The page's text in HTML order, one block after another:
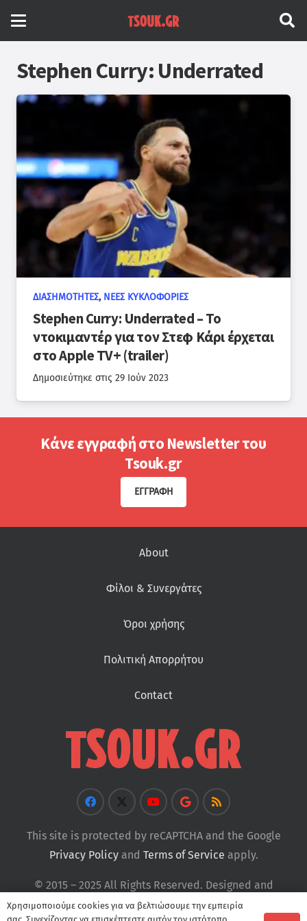
Stephen Curry: Underrated
ΔΙΑΣΗΜΌΤΗΤΕΣ, ΝΈΕΣ ΚΥΚΛΟΦΟΡΊΕΣ
Stephen Curry: Underrated – To
ντοκιμαντέρ για τον Στεφ Κάρι έρχεται
στο Apple TV+ (trailer)
Δημοσιεύτηκε στις 29 Ιούν 2023
Κάνε εγγραφή στο Newsletter του
Tsouk.gr
ΕΓΓΡΑΦΉ
About
Φίλοι & Συνεργάτες
Όροι χρήσης
Πολιτική Απορρήτου
Contact
This site is protected by reCAPTCHA and the Google
Privacy Policyand Terms of Service apply.
© 2015 – 2025 All Rights Reserved. Designed and
Developed byTsouk
Χρησιμοποιούμε cookies για να βελτιώσουμε την εμπειρία